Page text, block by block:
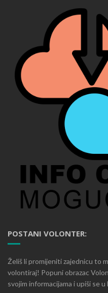
POSTANI VOLONTER:
Želiš li promijeniti zajednicu to
volontiraj! Popuni obrazac
svojim informacijama i upiši se